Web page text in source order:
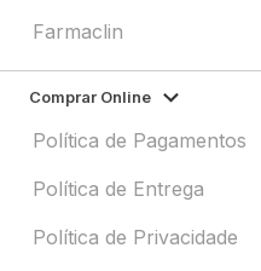
Farmaclin
Comprar Online
Política de Pagamentos
Política de Entrega
Política de Privacidade